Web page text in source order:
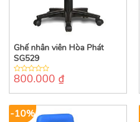
Ghế nhân viên Hòa Phát
SG529
0
of
800.000 ₫
-10%